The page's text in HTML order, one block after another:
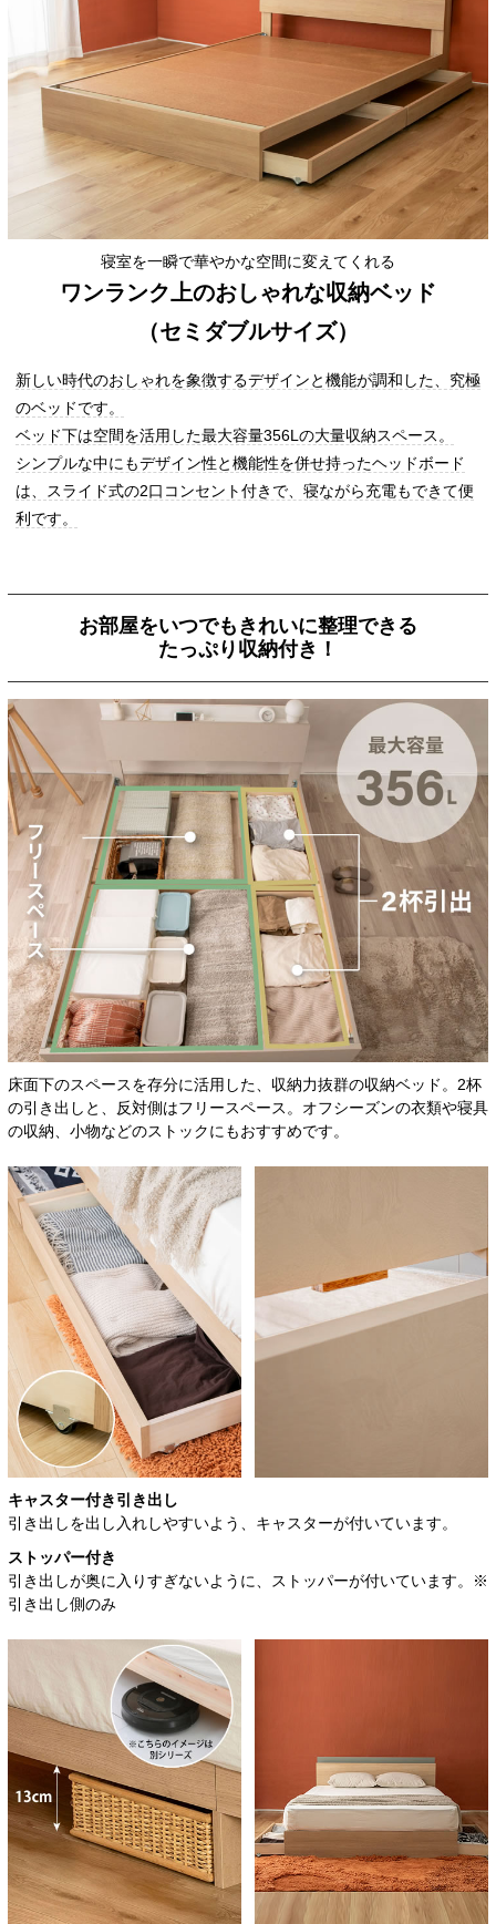
寝室を一瞬で華やかな空間に変えてくれる
ワンランク上のおしゃれな収納ベッド
（セミダブルサイズ）
新しい時代のおしゃれを象徴するデザインと機能が調和した、究極
のベッドです。
ベッド下は空間を活用した最大容量356Lの大量収納スペース。
シンプルな中にもデザイン性と機能性を併せ持ったヘッドボード
は、スライド式の2口コンセント付きで、寝ながら充電もできて便
利です。
お部屋をいつでもきれいに整理できる
たっぷり収納付き！
床面下のスペースを存分に活用した、収納力抜群の収納ベッド。2杯
の引き出しと、反対側はフリースペース。オフシーズンの衣類や寝具
の収納、小物などのストックにもおすすめです。
キャスター付き引き出し
引き出しを出し入れしやすいよう、キャスターが付いています。
ストッパー付き
引き出しが奥に入りすぎないように、ストッパーが付いています。※
引き出し側のみ